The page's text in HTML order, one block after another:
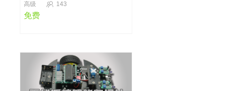
高级 143
免费